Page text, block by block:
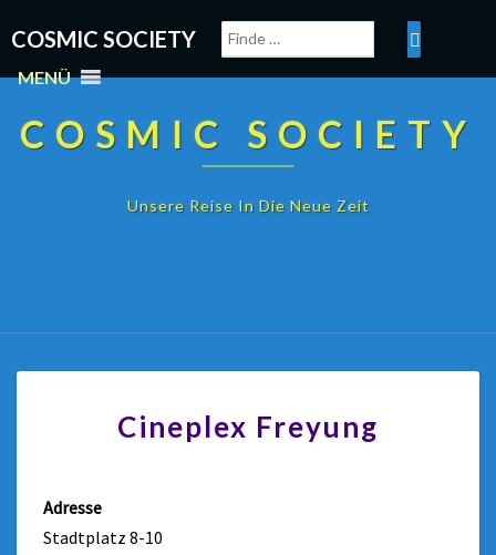
COSMIC SOCIETY
MENÜ
COSMIC SOCIETY
Unsere Reise In Die Neue Zeit
Cineplex Freyung
Adresse
Stadtplatz 8-10